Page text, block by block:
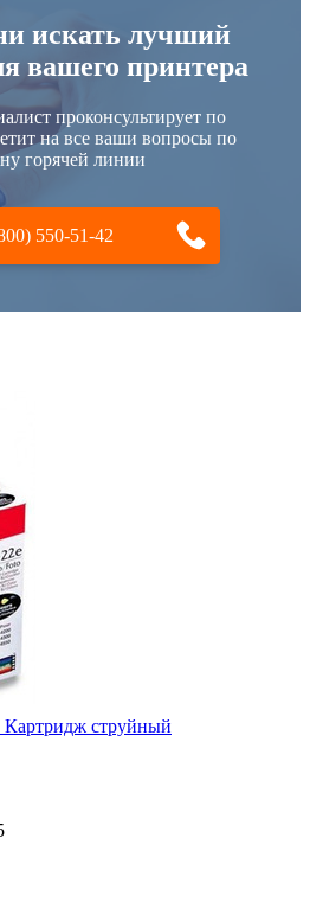
искать лучший
вашего принтера
проконсультирует по
на все ваши вопросы по
горячей линии
550-51-42
Картридж струйный